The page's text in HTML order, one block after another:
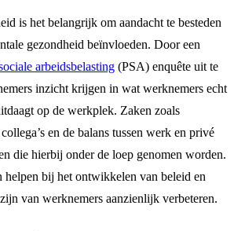
is het belangrijk om aandacht te besteden
gezondheid beïnvloeden. Door een
arbeidsbelasting (PSA) enquête uit te
inzicht krijgen in wat werknemers echt
op de werkplek. Zaken zoals
en de balans tussen werk en privé
die hierbij onder de loep genomen worden.
helpen bij het ontwikkelen van beleid en
van werknemers aanzienlijk verbeteren.